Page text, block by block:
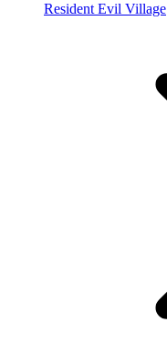
Resident Evil Village